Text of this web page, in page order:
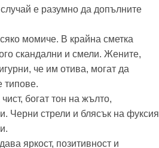
е разумно да допълните
момиче. В крайна сметка
скандални и смели. Жените,
че им отива, могат да
типове.
богат тон на жълто,
Черни стрели и блясък на фуксия
яркост, позитивност и